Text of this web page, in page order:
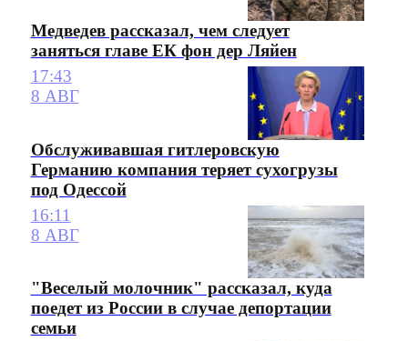
Медведев рассказал, чем следует
заняться главе ЕК фон дер Ляйен
17:43
8 АВГ
Обслуживавшая гитлеровскую
Германию компания теряет сухогрузы
под Одессой
16:11
8 АВГ
"Веселый молочник" рассказал, куда
поедет из России в случае депортации
семьи